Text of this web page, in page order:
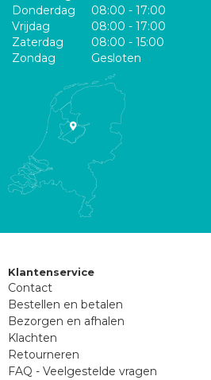
Donderdag
08:00 - 17:00
Vrijdag
08:00 - 17:00
Zaterdag
08:00 - 15:00
Zondag
Gesloten
Klantenservice
Contact
Bestellen en betalen
Bezorgen en afhalen
Klachten
Retourneren
FAQ - Veelgestelde vragen